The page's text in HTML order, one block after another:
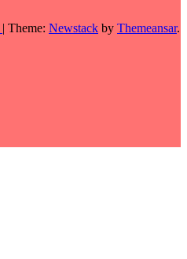
| Theme: Newstack by Themeansar.